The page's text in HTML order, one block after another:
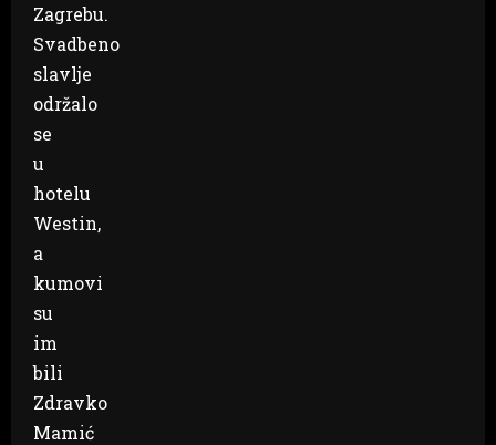
Zagrebu.
Svadbeno
slavlje
održalo
se
u
hotelu
Westin,
a
kumovi
su
im
bili
Zdravko
Mamić